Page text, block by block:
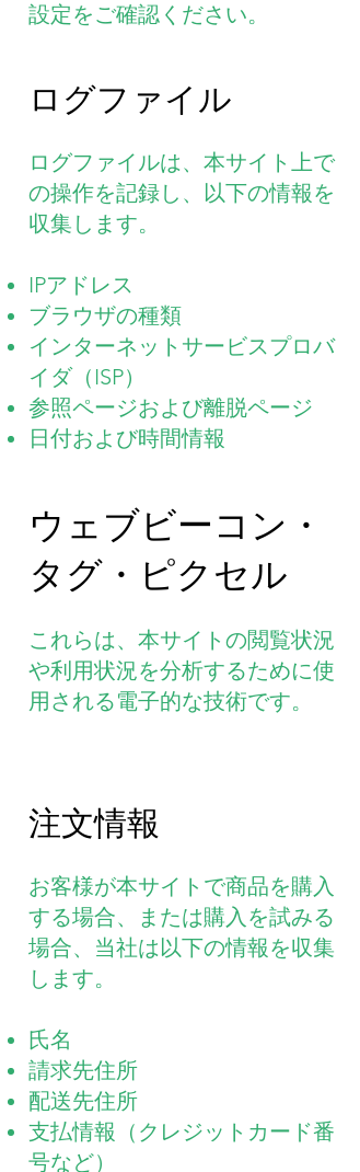
設定をご確認ください。
ログファイル
ログファイルは、本サイト上で
の操作を記録し、以下の情報を
収集します。
IPアドレス
ブラウザの種類
インターネットサービスプロバ
イダ（ISP）
参照ページおよび離脱ページ
日付および時間情報
ウェブビーコン・
タグ・ピクセル
これらは、本サイトの閲覧状況
や利用状況を分析するために使
用される電子的な技術です。
注文情報
お客様が本サイトで商品を購入
する場合、または購入を試みる
場合、当社は以下の情報を収集
します。
氏名
請求先住所
配送先住所
支払情報（クレジットカード番
号など）